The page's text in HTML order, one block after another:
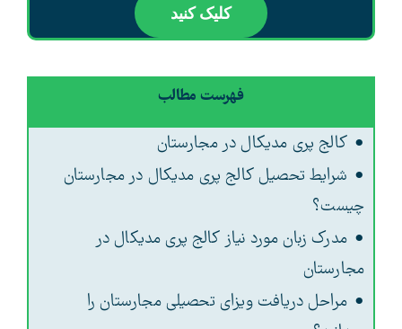
کلیک کنید
فهرست مطالب
کالج پری مدیکال در مجارستان
شرایط تحصیل کالج پری مدیکال در مجارستان
چیست؟
مدرک زبان مورد نیاز کالج پری مدیکال در
مجارستان
مراحل دریافت ویزای تحصیلی مجارستان را